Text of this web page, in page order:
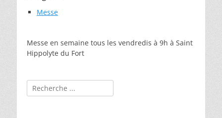
Messe
Messe en semaine tous les vendredis à 9h à Saint
Hippolyte du Fort
Rechercher :